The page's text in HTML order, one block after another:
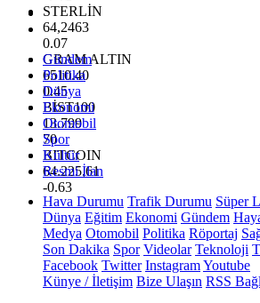
STERLİN
64,2463
0.07
GRAM ALTIN
6510.40
0.45
BİST100
13.799
70
BITCOIN
64.225,61
-0.63
Gündem
Politika
Dünya
Ekonomi
Otomobil
Spor
Kültür
Resmi İlan
Hava Durumu Trafik Durumu Süper
Dünya Eğitim Ekonomi Gündem
Medya Otomobil Politika Röportaj
Son Dakika Spor Videolar Teknoloji
Facebook Twitter InstagramYoutube
Künye / İletişim Bize Ulaşın RSS